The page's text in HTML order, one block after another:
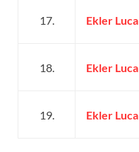
17. Ekler Luca
18. Ekler Luca
19. Ekler Luca